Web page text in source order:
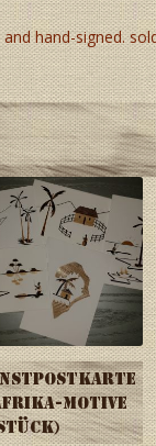
hand-signed.
Motive